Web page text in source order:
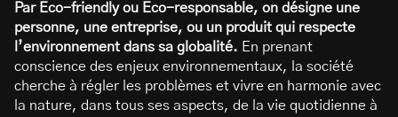
Par Eco-friendly ou Eco-responsable, on désigne une
personne, une entreprise, ou un produit qui respecte
l’environnement dans sa globalité. En prenant
conscience des enjeux environnementaux, la société
cherche à régler les problèmes et vivre en harmonie avec
la nature, dans tous ses aspects, de la vie quotidienne à